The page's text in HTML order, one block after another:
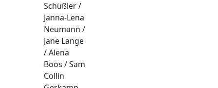
Schüßler /
Janna-Lena
Neumann /
Jane Lange
/ Alena
Boos / Sam
Collin